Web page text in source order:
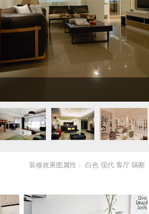
装修效果图属性： 白色 现代 客厅 隔断